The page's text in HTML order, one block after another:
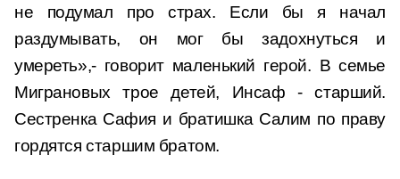
не подумал про страх. Если бы я начал
раздумывать, он мог бы задохнуться и
умереть»,- говорит маленький герой. В семье
Миграновых трое детей, Инсаф - старший.
Сестренка Сафия и братишка Салим по праву
гордятся старшим братом.